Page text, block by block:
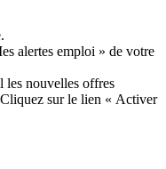
alertes emploi » de votre
les nouvelles offres
sur le lien « Activer